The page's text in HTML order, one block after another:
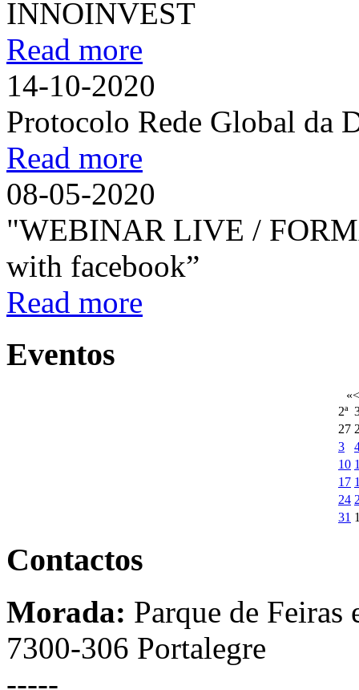
INNOINVEST
Read more
14-10-2020
Protocolo Rede Global da
Read more
08-05-2020
"WEBINAR LIVE /
with facebook”
Read more
Eventos
«<
2ª
27
3
10
17
24
31
Contactos
Morada: Parque de Feiras
7300-306 Portalegre